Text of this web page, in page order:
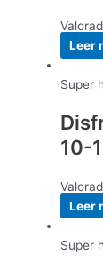
Leer
Super
10-
Leer
Super